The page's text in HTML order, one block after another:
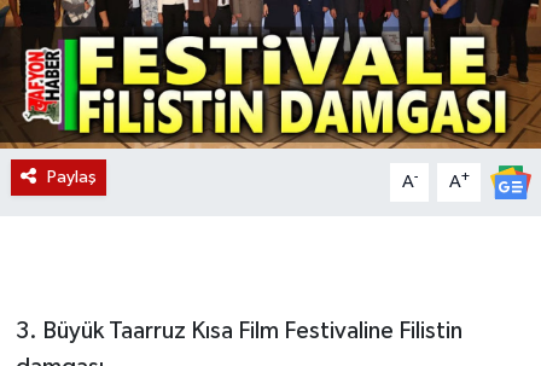
Paylaş A- A+
3. Büyük Taarruz Kısa Film Festivaline Filistin